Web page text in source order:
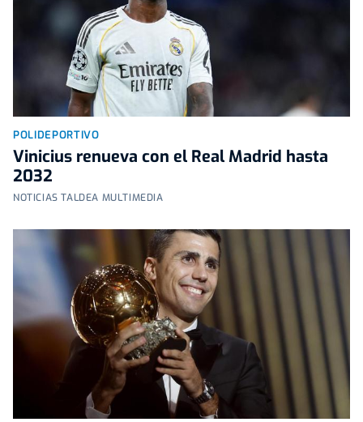
POLIDEPORTIVO
Vinicius renueva con el Real Madrid hasta
2032
NOTICIAS TALDEA MULTIMEDIA